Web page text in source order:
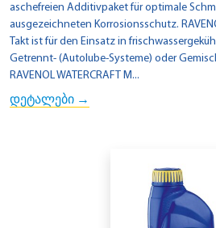
aschefreien Additivpaket für optimale
ausgezeichneten Korrosionsschutz.
Takt ist für den Einsatz in
Getrennt- (Autolube-Systeme) oder
RAVENOL WATERCRAFT M...
დეტალები →